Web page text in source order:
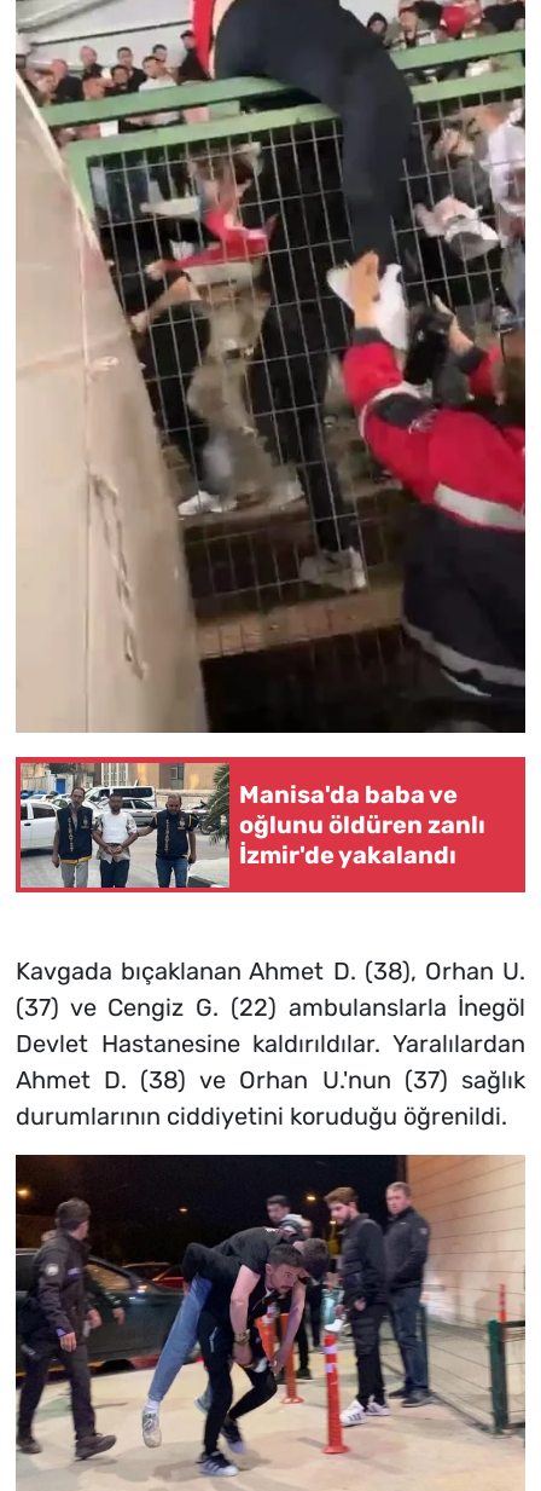
Manisa'da baba ve
oğlunu öldüren zanlı
İzmir'de yakalandı
Kavgada bıçaklanan Ahmet D. (38), Orhan U.
(37) ve Cengiz G. (22) ambulanslarla İnegöl
Devlet Hastanesine kaldırıldılar. Yaralılardan
Ahmet D. (38) ve Orhan U.'nun (37) sağlık
durumlarının ciddiyetini koruduğu öğrenildi.